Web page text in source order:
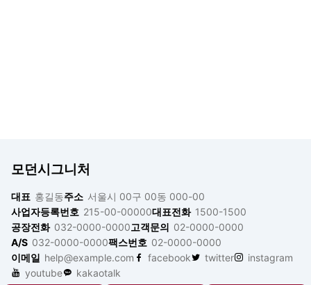
모던시그니처
대표 홍길동주소 서울시 00구 00동 000-00
사업자등록번호 215-00-00000대표전화 1500-1500
공장전화 032-0000-0000고객문의 02-0000-0000
A/S 032-0000-0000팩스번호 02-0000-0000
이메일 help@example.com facebook twitter
instagram
youtube
kakaotalk